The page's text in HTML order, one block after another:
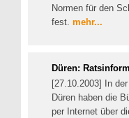
Normen für den
fest. mehr...
Düren:
[27.10.2003] In
Düren haben die
per Internet über